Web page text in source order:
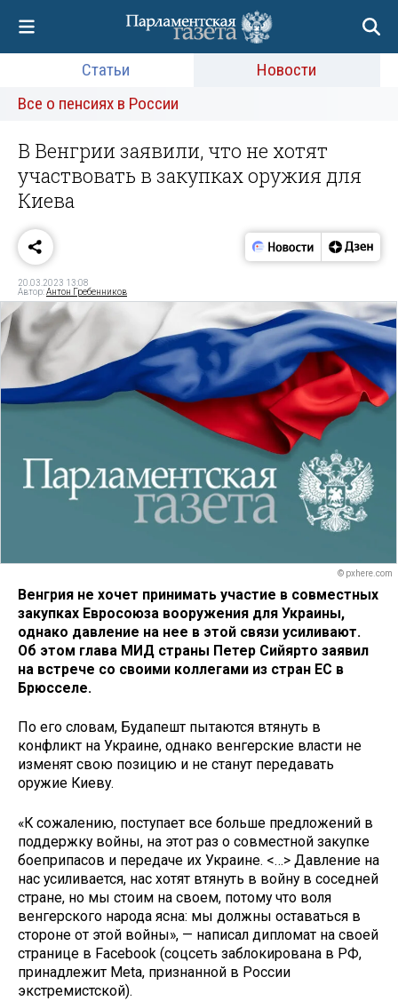
Статьи
Новости
Все о пенсиях в России
В Венгрии заявили, что не хотят
участвовать в закупках оружия для
Киева
20.03.2023 13:08
Автор:Антон Гребенников
© pxhere.com
Венгрия не хочет принимать участие в совместных
закупках Евросоюза вооружения для Украины,
однако давление на нее в этой связи усиливают.
Об этом глава МИД страны Петер Сийярто заявил
на встрече со своими коллегами из стран ЕС в
Брюсселе.
По его словам, Будапешт пытаются втянуть в
конфликт на Украине, однако венгерские власти не
изменят свою позицию и не станут передавать
оружие Киеву.
«К сожалению, поступает все больше предложений в
поддержку войны, на этот раз о совместной закупке
боеприпасов и передаче их Украине. <…> Давление на
нас усиливается, нас хотят втянуть в войну в соседней
стране, но мы стоим на своем, потому что воля
венгерского народа ясна: мы должны оставаться в
стороне от этой войны», — написал дипломат на своей
странице в Facebook (соцсеть заблокирована в РФ,
принадлежит Meta, признанной в России
экстремистской).